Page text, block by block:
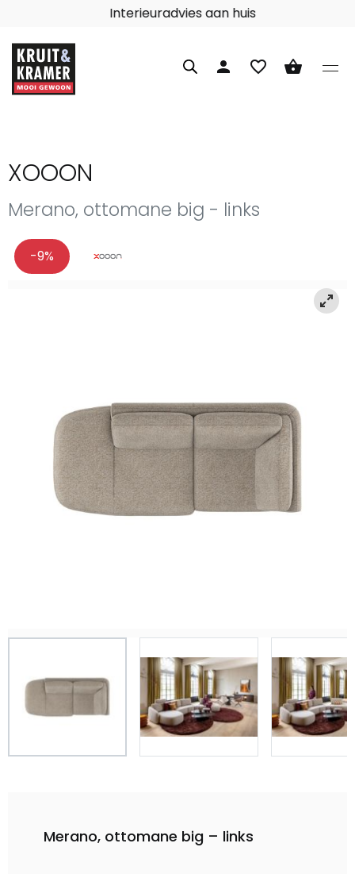
Interieuradvies aan huis
person favorite_border shopping_basket
XOOON
Merano, ottomane big - links
-9%
Merano, ottomane big – links